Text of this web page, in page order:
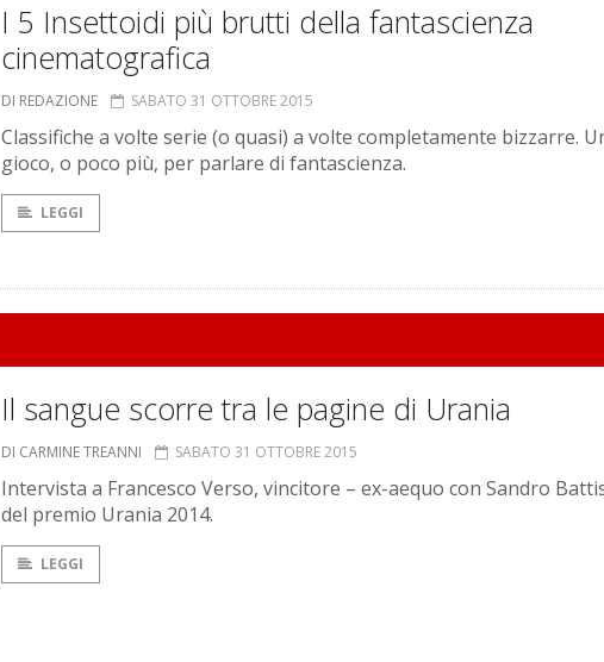
I 5 Insettoidi più brutti della fantascienza
cinematografica
DI REDAZIONE SABATO 31 OTTOBRE 2015
Classifiche a volte serie (o quasi) a volte completamente bizzarre.
gioco, o poco più, per parlare di fantascienza.
LEGGI
Il sangue scorre tra le pagine di Urania
DI CARMINE TREANNI SABATO 31 OTTOBRE 2015
Intervista a Francesco Verso, vincitore – ex-aequo con Sandro
del premio Urania 2014.
LEGGI